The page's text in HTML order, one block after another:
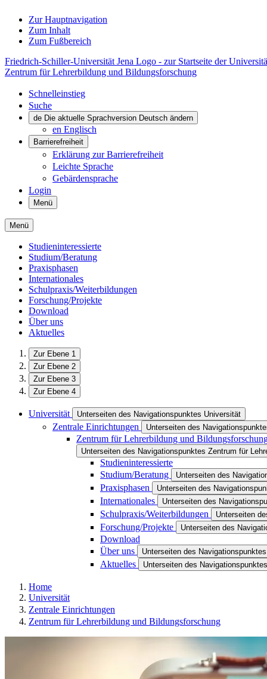
Zur Hauptnavigation
Zum Inhalt
Zum Fußbereich
Friedrich-Schiller-Universität Jena Logo - zur Startseite der
Zentrum für Lehrerbildung und Bildungsforschung
Schnelleinstieg
Suche
de Die aktuelle Sprachversion Deutsch ändern
en Englisch
Barrierefreiheit
Erklärung zur Barrierefreiheit
Leichte Sprache
Gebärdensprache
Login
Menü
Menü
Studieninteressierte
Studium/Beratung
Praxisphasen
Internationales
Schulpraxis/Weiterbildungen
Forschung/Projekte
Download
Über uns
Aktuelles
Zur Ebene 1
Zur Ebene 2
Zur Ebene 3
Zur Ebene 4
Universität Unterseiten des Navigationspunktes Universität
Zentrale Einrichtungen Unterseiten des
Zentrum für Lehrerbildung und
Unterseiten des Navigationspunktes Zentrum für
Studieninteressierte
Studium/Beratung
Unterseiten des
Praxisphasen Unterseiten des
Internationales Unterseiten des
Schulpraxis/Weiterbildungen Unterseiten
Forschung/Projekte Unterseiten des
Download
Über uns
Unterseiten des
Aktuelles Unterseiten des
Home
Universität
Zentrale Einrichtungen
Zentrum für Lehrerbildung und Bildungsforschung